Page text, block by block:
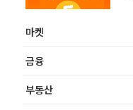
마켓
금융
부동산